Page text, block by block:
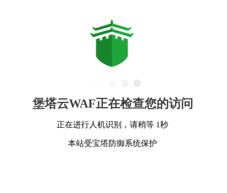
堡塔云WAF正在检查您的访问
正在进行人机识别，请稍等 1秒
本站受宝塔防御系统保护